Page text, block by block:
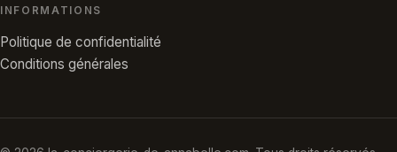
INFORMATIONS
Politique de confidentialité
Conditions générales